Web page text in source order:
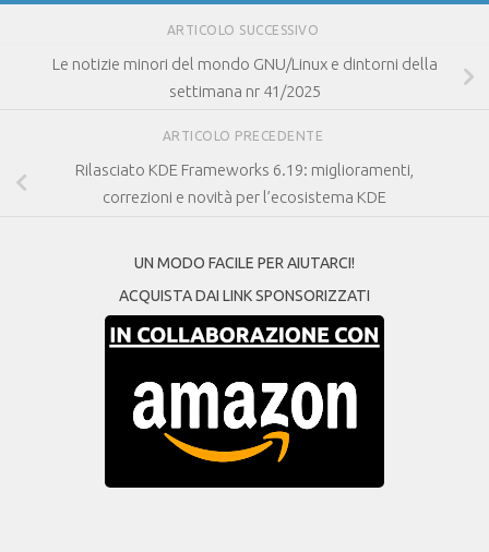
ARTICOLO SUCCESSIVO
Le notizie minori del mondo GNU/Linux e dintorni della
settimana nr 41/2025
ARTICOLO PRECEDENTE
Rilasciato KDE Frameworks 6.19: miglioramenti,
correzioni e novità per l’ecosistema KDE
UN MODO FACILE PER AIUTARCI!
ACQUISTA DAI LINK SPONSORIZZATI